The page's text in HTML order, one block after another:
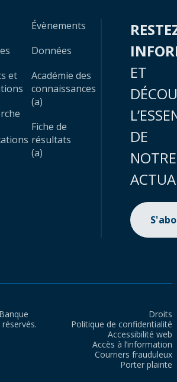
et
Évènements
Données
Académie des
connaissances
(a)
Fiche de
résultats
(a)
ET
DE
NOTRE
Droits
Politique de confidentialité
Accessibilité web
Accès à l’information
Courriers frauduleux
Porter plainte